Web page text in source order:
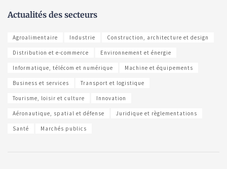
Actualités des secteurs
Agroalimentaire Industrie Construction, architecture et design
Distribution et e-commerce Environnement et énergie
Informatique, télécom et numérique Machine et équipements
Business et services Transport et logistique
Tourisme, loisir et culture Innovation
Aéronautique, spatial et défense Juridique et règlementations
Santé Marchés publics